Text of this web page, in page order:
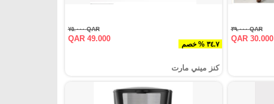
QAR ٣٩.٠٠٠
QAR 30.000
٣٤.٧ % خصم
QAR ٧٥.٠٠٠
QAR 49.000
كنز ميني مارت